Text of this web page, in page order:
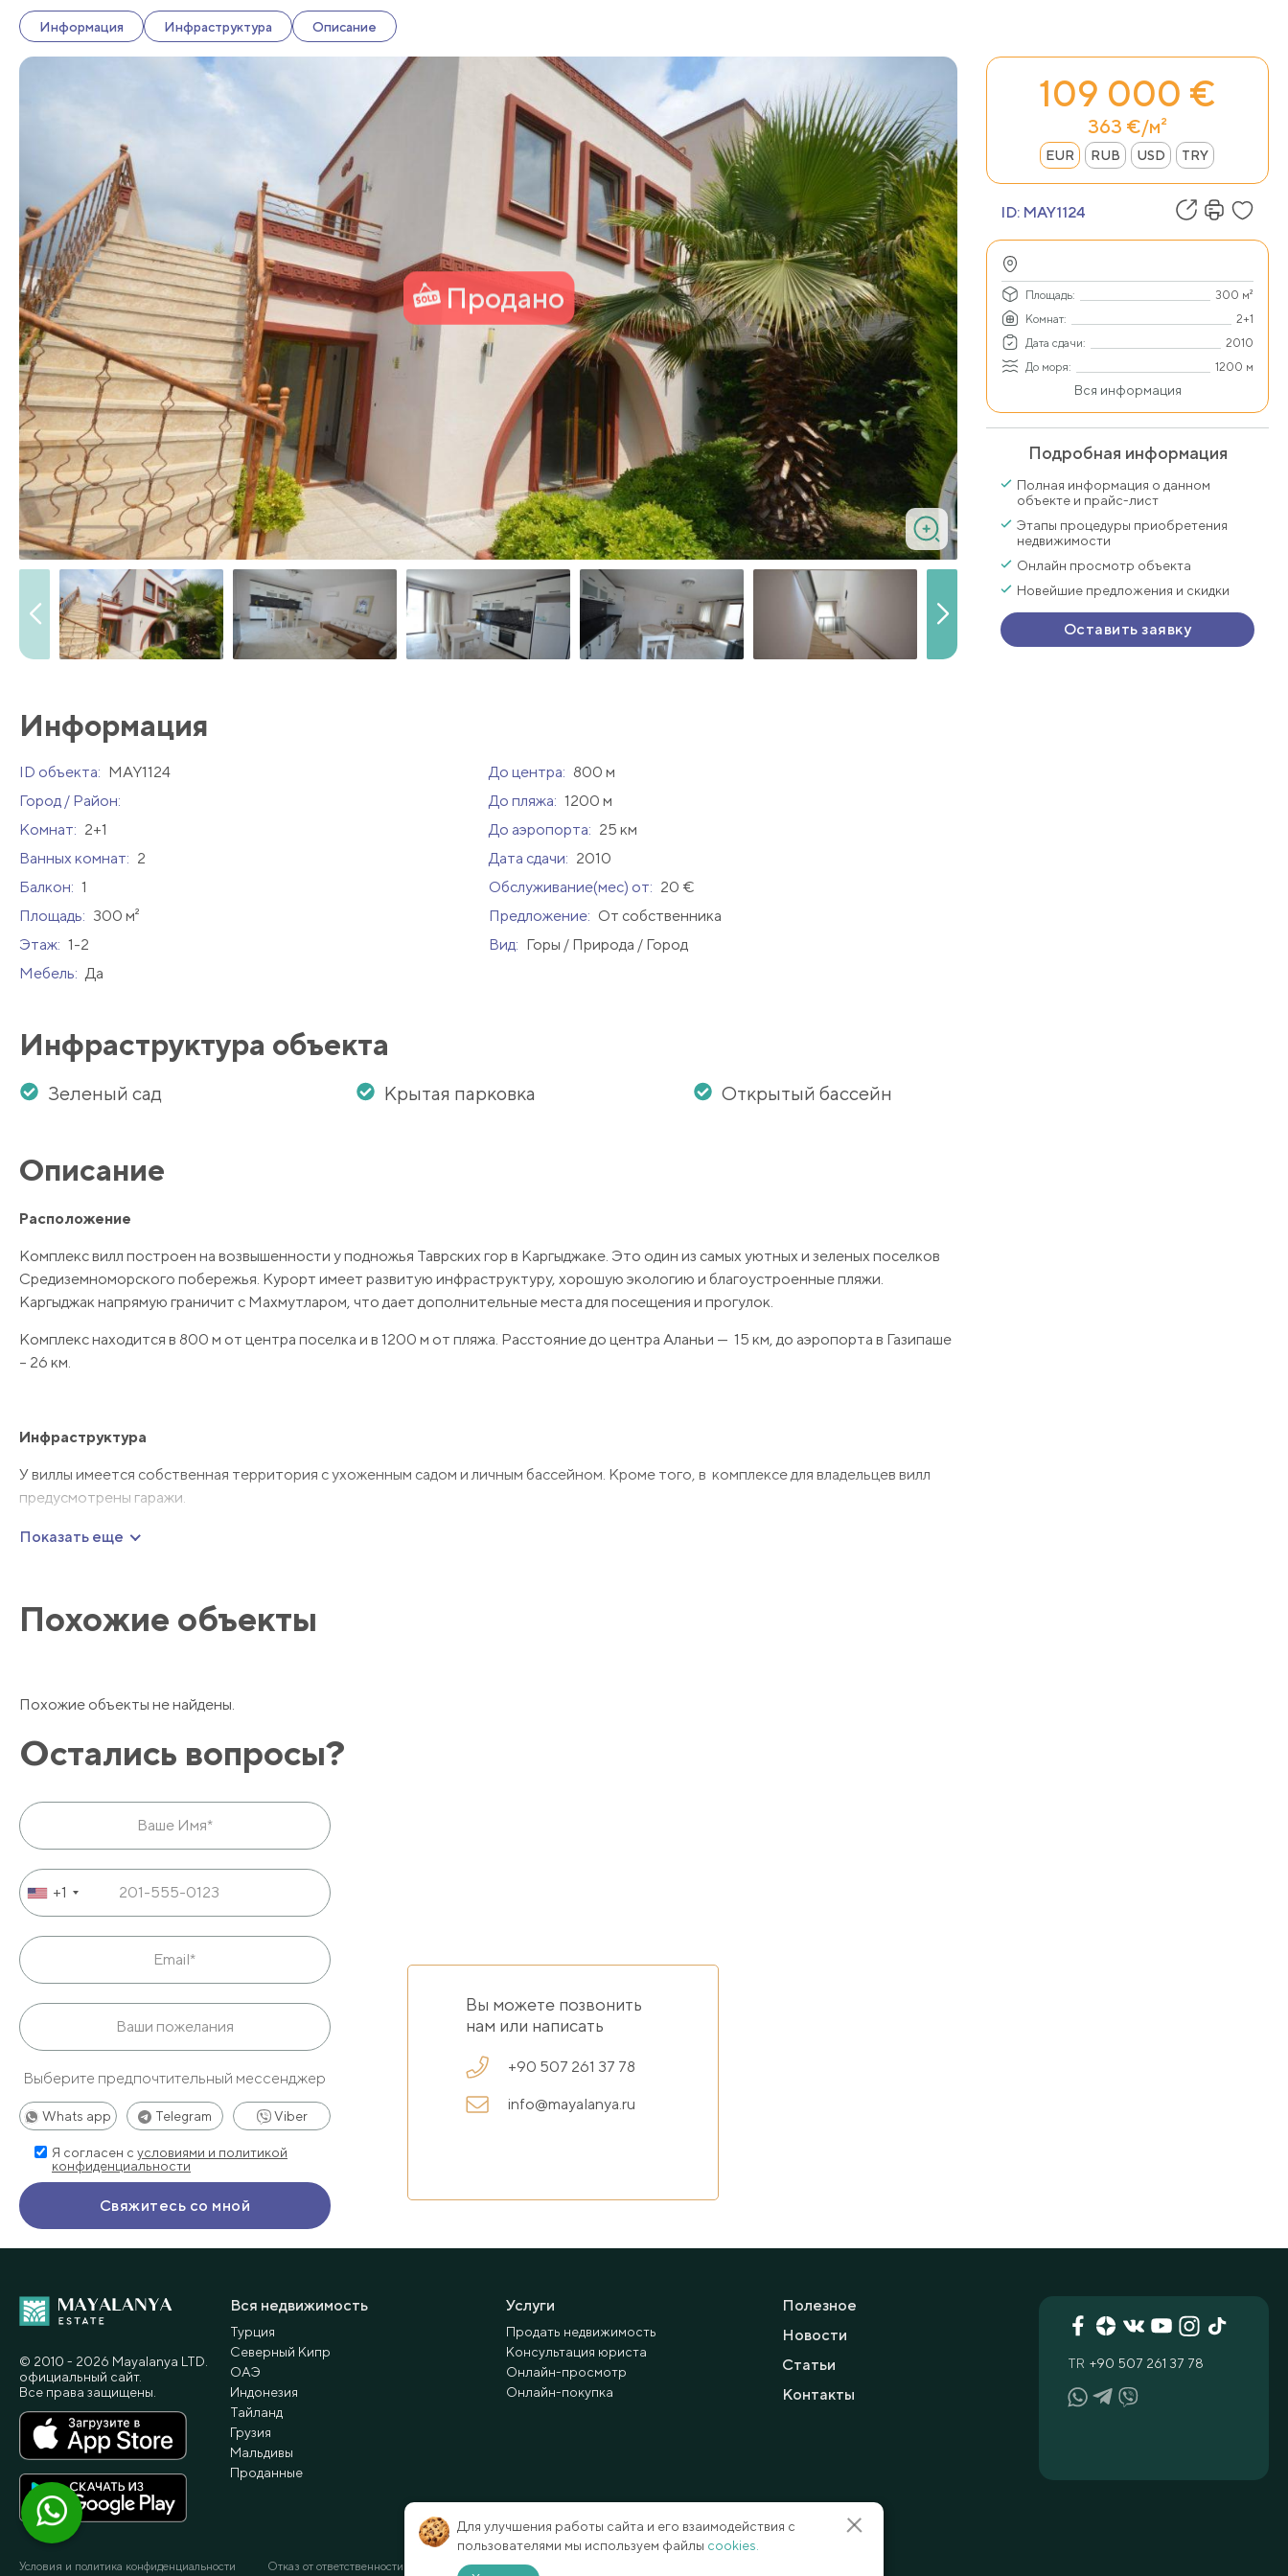
Информация Инфраструктура Описание
Продано
Информация
ID объекта: MAY1124 До центра: 800 м
Город / Район:
До пляжа: 1200 м
Комнат: 2+1 До аэропорта: 25 км
Ванных комнат: 2 Дата сдачи: 2010
Балкон: 1 Обслуживание(мес) от: 20 €
Площадь: 300 м² Предложение: От собственника
Этаж: 1-2 Вид: Горы / Природа / Город
Мебель: Да
Инфраструктура объекта
Зеленый сад Крытая парковка Открытый бассейн
Описание
Расположение
Комплекс вилл построен на возвышенности у подножья Таврских гор в Каргыджаке. Это один из самых уютных и зеленых поселков
Средиземноморского побережья. Курорт имеет развитую инфраструктуру, хорошую экологию и благоустроенные пляжи.
Каргыджак напрямую граничит с Махмутларом, что дает дополнительные места для посещения и прогулок.
Комплекс находится в 800 м от центра поселка и в 1200 м от пляжа. Расстояние до центра Аланьи — 15 км, до аэропорта в Газипаше
– 26 км.
Инфраструктура
У виллы имеется собственная территория с ухоженным садом и личным бассейном. Кроме того, в комплексе для владельцев вилл
предусмотрены гаражи.
Двухэтажная вилла площадью 300 кв.м имеет планировку 2+1:
жизни. На кухне установлен гарнитур с гранитной столешницей и встроенной техникой, в просторной гостиной стоит красивая
светильники. В другой комнате стоят две полутора-спальные кровати и шкаф. Ванные комнаты полностью укомплектованы
мебелью и сантехникой, там установлены душевые кабинки во всю стену. На просторную террасу можно вынести шезлонги или
обеденную зону.
Из окон открывается панорамный вид на горы, природу и город.
Особенности
— Отдельная территория с садом и бассейном
— Хорошие видовые качества
— Вилла полностью обставлена и готова для жизни
Напишите нашим менеджерам, чтобы получить дополнительную информацию по объекту. Доступно бронирование онлайн.
Показать еще
109 000 €
363 €/м²
EUR RUB USD TRY
ID: MAY1124
Площадь:
300 м²
Комнат:
2+1
Дата сдачи:
2010
До моря:
1200 м
Вся информация
Подробная информация
Полная информация о данном
объекте и прайс-лист
Этапы процедуры приобретения
недвижимости
Онлайн просмотр объекта
Новейшие предложения и скидки
Оставить заявку
Похожие объекты
Похожие объекты не найдены.
Остались вопросы?
+1
Выберите предпочтительный мессенджер
Whats app Telegram Viber
Я согласен с условиями и политикой
конфиденциальности
Вы можете позвонить
нам или написать
+90 507 261 37 78
info@mayalanya.ru
Вся недвижимость
Турция
Северный Кипр
ОАЭ
Индонезия
Тайланд
Грузия
Мальдивы
Проданные
Услуги
Продать недвижимость
Консультация юриста
Онлайн-просмотр
Онлайн-покупка
Полезное
Новости
Статьи
Контакты
TR +90 507 261 37 78
© 2010 - 2026 Мayalanya LTD.
официальный сайт.
Все права защищены.
Условия и политика конфиденциальности Отказ от ответственности Способы оплаты
Для улучшения работы сайта и его взаимодействия с
пользователями мы используем файлы cookies.